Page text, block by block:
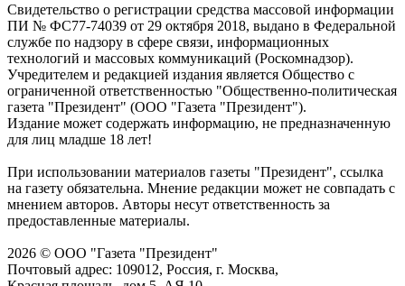
Свидетельство о регистрации средства массовой информации
ПИ № ФС77-74039 от 29 октября 2018, выдано в Федеральной
службе по надзору в сфере связи, информационных
технологий и массовых коммуникаций (Роскомнадзор).
Учредителем и редакцией издания является Общество с
ограниченной ответственностью "Общественно-политическая
газета "Президент" (ООО "Газета "Президент").
Издание может содержать информацию, не предназначенную
для лиц младше 18 лет!
При использовании материалов газеты "Президент", ссылка
на газету обязательна. Мнение редакции может не совпадать с
мнением авторов. Авторы несут ответственность за
предоставленные материалы.
2026 © ООО "Газета "Президент"
Почтовый адрес: 109012, Россия, г. Москва,